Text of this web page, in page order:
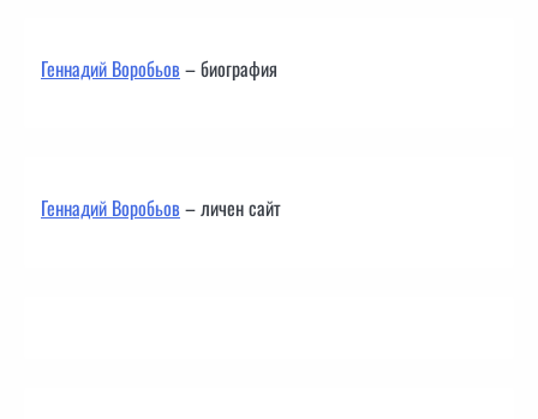
Геннадий Воробьов– биография
Геннадий Воробьов– личен сайт